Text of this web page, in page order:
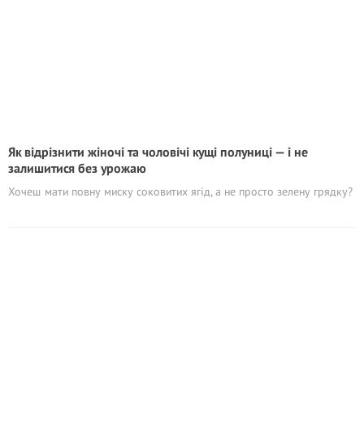
Як відрізнити жіночі та чоловічі кущі полуниці — і не
залишитися без урожаю
Хочеш мати повну миску соковитих ягід, а не просто зелену грядку?